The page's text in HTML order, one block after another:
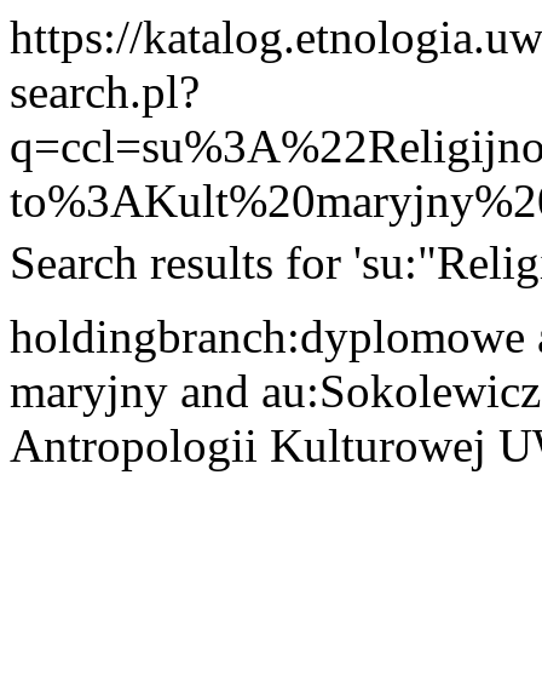
https://
search.pl?
Search results for
maryjny and
Antropologii Kulturowej